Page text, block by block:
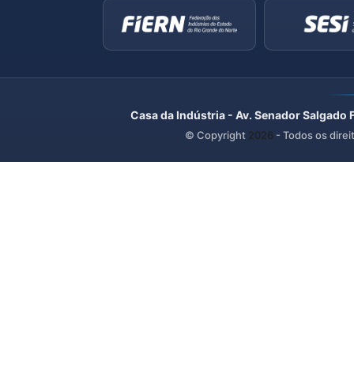
Casa da Indústria - Av. Senador
© Copyright 2026 - Todos os